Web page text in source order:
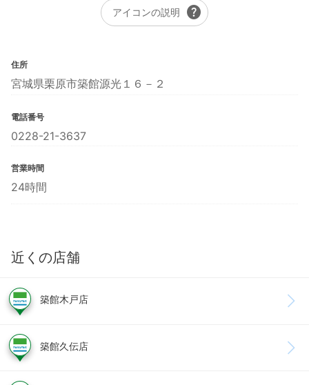
アイコンの説明 help
住所
宮城県栗原市築館源光１６－２
電話番号
0228-21-3637
営業時間
24時間
近くの店舗
築館木戸店
築館久伝店